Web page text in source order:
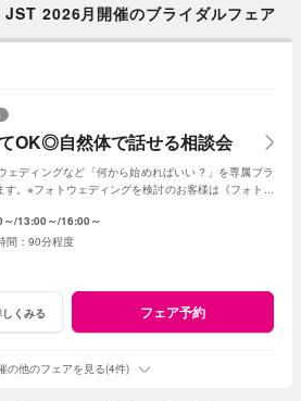
2026月開催のブライダルフェア
OK◎自然体で話せる相談会
ェディングなど「何から始めればいい？」を専属プラ
。※フォトウェディングを検討のお客様は《フォトウ
13:00～ 16:00～
90分程度
くみる フェア予約
の他のフェアを見る(4件)